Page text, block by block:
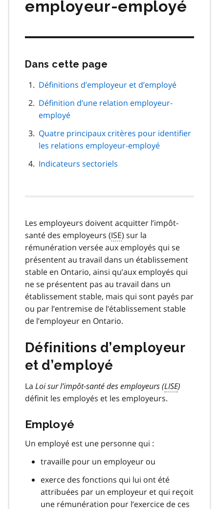
employeur-employé
Dans cette page
navigation
page
Définitions d’employeur et d’employé
Définition d’une relation employeur-
employé
Quatre principaux critères pour identifier
les relations employeur-employé
Indicateurs sectoriels
Les employeurs doivent acquitter l’impôt-
santé des employeurs (ISE) sur la
rémunération versée aux employés qui se
présentent au travail dans un établissement
stable en Ontario, ainsi qu’aux employés qui
ne se présentent pas au travail dans un
établissement stable, mais qui sont payés par
ou par l’entremise de l’établissement stable
de l’employeur en Ontario.
Définitions d’employeur
et d’employé
La Loi sur l’impôt-santé des employeurs (LISE)
définit les employés et les employeurs.
Employé
Un employé est une personne qui :
travaille pour un employeur ou
exerce des fonctions qui lui ont été
attribuées par un employeur et qui reçoit
une rémunération pour l’exercice de ces